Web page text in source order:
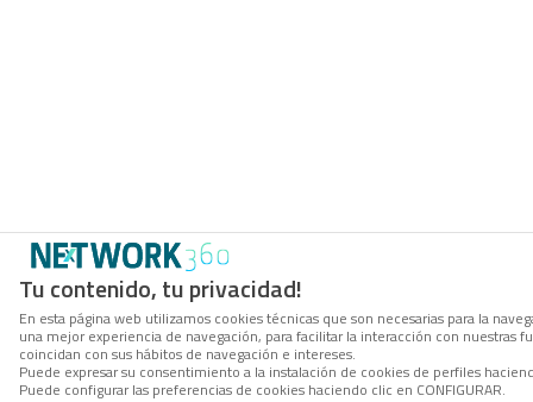
Tu contenido, tu privacidad!
En esta página web utilizamos cookies técnicas que son necesarias para la
una mejor experiencia de navegación, para facilitar la interacción con
coincidan con sus hábitos de navegación e intereses.
Puede expresar su consentimiento a la instalación de cookies de perfiles
Puede configurar las preferencias de cookies haciendo clic en CONFIGURAR.